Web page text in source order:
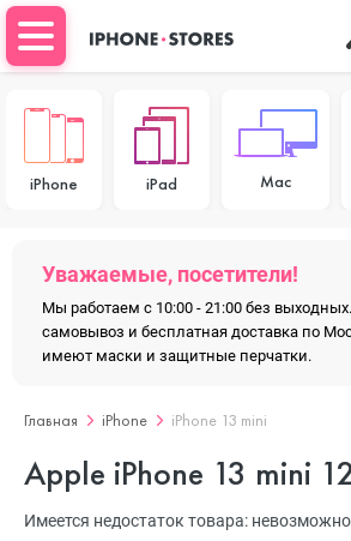
iPhone iPad Mac
Уважаемые, посетители!
Мы работаем с 10:00 - 21:00 без
самовывоз и бесплатная доставка по
имеют маски и защитные перчатки.
Главная iPhone iPhone 13 mini
Apple iPhone 13 mini
Имеется недостаток товара: